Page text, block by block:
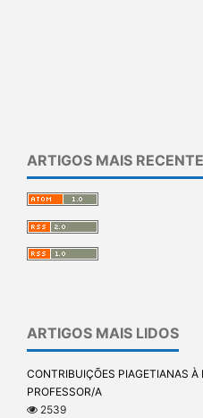
ARTIGOS MAIS
ARTIGOS MAIS LIDOS
CONTRIBUIÇÕES PIAGETIANAS
PROFESSOR/A
2539